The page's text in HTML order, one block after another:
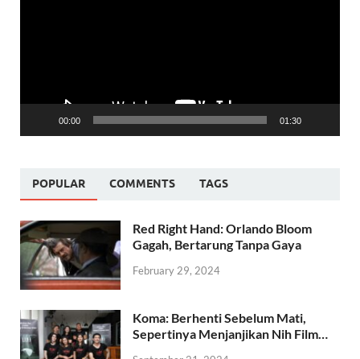
00:00 01:30
POPULAR COMMENTS TAGS
Red Right Hand: Orlando Bloom
Gagah, Bertarung Tanpa Gaya
February 29, 2024
Koma: Berhenti Sebelum Mati,
Sepertinya Menjanjikan Nih Film…